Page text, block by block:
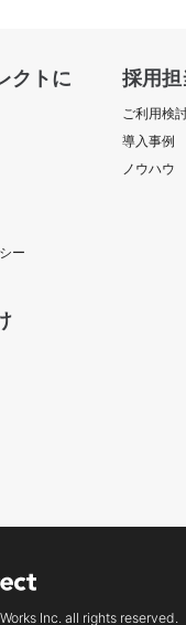
クトに
ー
採用
ご利用検
導入事例
ノウハウ
Inc. all rights reserved.